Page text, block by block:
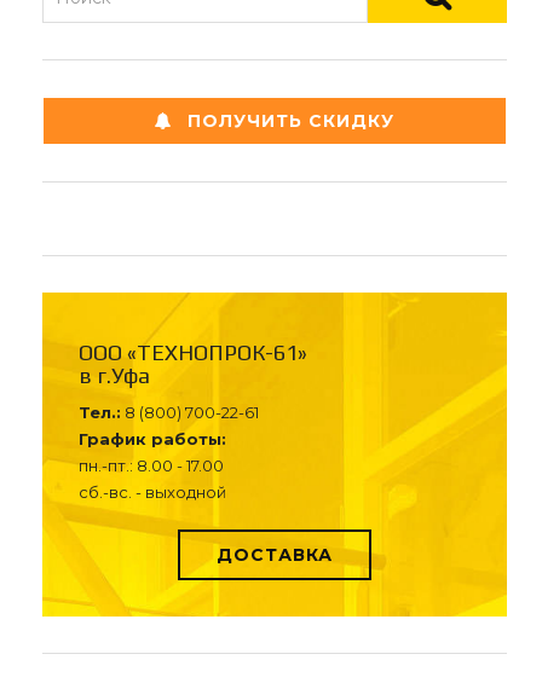
ПОЛУЧИТЬ СКИДКУ
ООО «ТЕХНОПРОК-61»
в г.Уфа
Тел.: 8 (800) 700-22-61
График работы:
пн.-пт.: 8.00 - 17.00
сб.-вс. - выходной
ДОСТАВКА